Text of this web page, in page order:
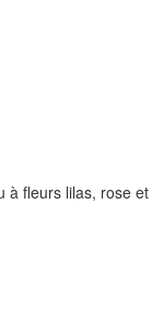
à fleurs lilas, rose